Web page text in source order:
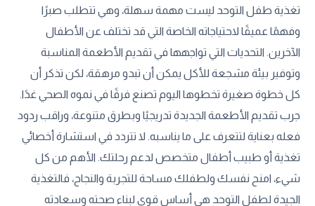
تغذية طفل التوحد ليست مهمة سهلة، وهي تتطلب صبرًا
وفهمًا عميقًا لاحتياجاته الخاصة التي قد تختلف عن الأطفال
الآخرين. التحديات التي تواجهها في تقديم الأطعمة المناسبة
وتوفير بيئة مشجعة للأكل يمكن أن تبدو مرهقة، لكن تذكر أن
كل خطوة صغيرة تخطوها اليوم تصنع فرقًا في نموه الصحي غدًا.
جرب تقديم الأطعمة الجديدة تدريجيًا وبطرق متنوعة، وراقب ردود
فعله بعناية لتتعرف على ما يناسبه. لا تتردد في استشارة أخصائي
تغذية أو طبيب أطفال متخصص لدعم رحلتك. الأهم من كل
شيء، امنح نفسك ولطفلك مساحة للتجربة والنجاح، فالتغذية
الجيدة لطفل التوحد هي أساس قوي لبناء صحته وسعادته